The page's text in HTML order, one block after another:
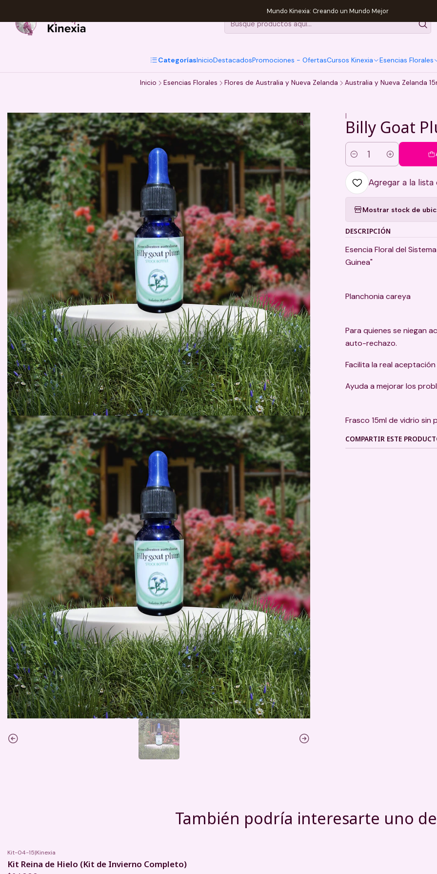
CategoríasInicioDestacadosPromociones - OfertasCursos Kinexia Esencias Florales
Mundo Kinexia: Creando un Mundo Mejor
Inicio Esencias Florales Flores de Australia y Nueva Zelanda Australia y Nueva Zelanda
|
Billy Goat
Cantidad
Agregar a la
Mostrar stock de
DESCRIPCIÓN
Esencia Floral del
Guinea"
Planchonia careya
Para quienes se niegan
auto-rechazo.
Facilita la real
Ayuda a mejorar los
Frasco 15ml de vidrio
COMPARTIR ESTE
También podría interesarte uno
Kit-04-15|Kinexia
Kit Reina de Hielo (Kit de Invierno Completo)